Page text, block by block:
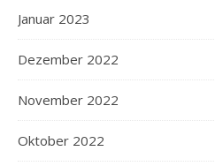
Januar 2023
Dezember 2022
November 2022
Oktober 2022